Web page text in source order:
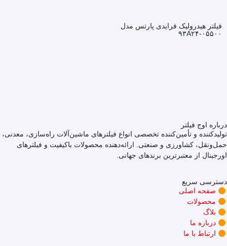
فیلتر هیدرولیک فرایدی پارتس مدل
۹۳A۲۴-۰۵۵۰۰
درباره اوج فیلتر
تولیدکننده و تأمین‌کننده تخصصی انواع فیلترهای ماشین‌آلات راه‌سازی، معدنی،
حمل‌ونقل، کشاورزی و صنعتی. ارائه‌دهنده محصولات باکیفیت و فیلترهای
اورجینال از معتبرترین برندهای جهانی.
دسترسی سریع
صفحه اصلی
محصولات
بلاگ
درباره ما
ارتباط با ما